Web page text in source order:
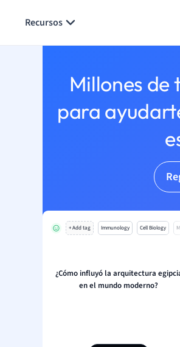
Recursos
Millones
para
+ Add tag Immunology Cell Biology
¿Cómo influyó la arquitectura
en el mundo moderno?